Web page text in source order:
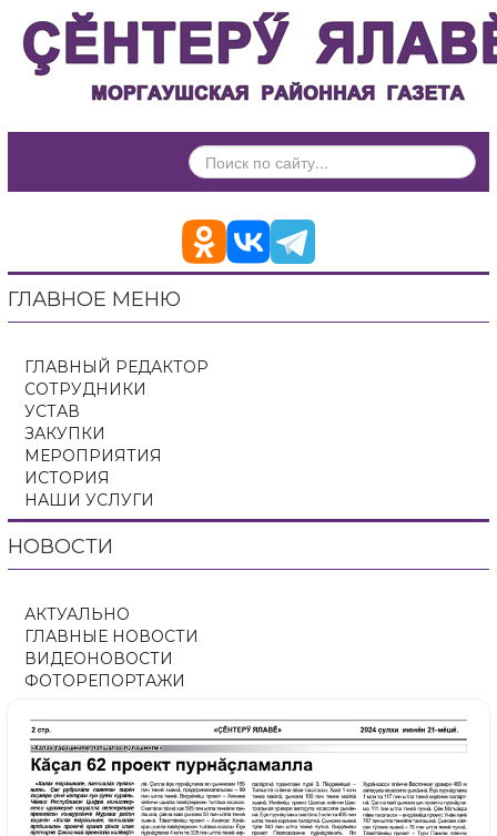
ИСКАТЬ...
ГЛАВНОЕ МЕНЮ
ГЛАВНЫЙ РЕДАКТОР
СОТРУДНИКИ
УСТАВ
ЗАКУПКИ
МЕРОПРИЯТИЯ
ИСТОРИЯ
НАШИ УСЛУГИ
НОВОСТИ
АКТУАЛЬНО
ГЛАВНЫЕ НОВОСТИ
ВИДЕОНОВОСТИ
ФОТОРЕПОРТАЖИ